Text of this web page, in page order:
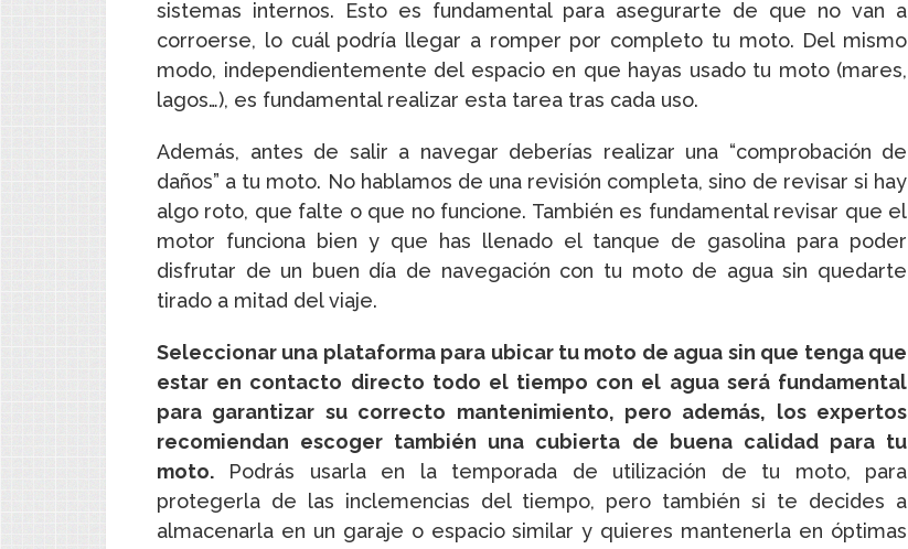
sistemas internos. Esto es fundamental para asegurarte de que no van a
corroerse, lo cuál podría llegar a romper por completo tu moto. Del mismo
modo, independientemente del espacio en que hayas usado tu moto (mares,
lagos…), es fundamental realizar esta tarea tras cada uso.
Además, antes de salir a navegar deberías realizar una “comprobación de
daños” a tu moto. No hablamos de una revisión completa, sino de revisar si hay
algo roto, que falte o que no funcione. También es fundamental revisar que el
motor funciona bien y que has llenado el tanque de gasolina para poder
disfrutar de un buen día de navegación con tu moto de agua sin quedarte
tirado a mitad del viaje.
Seleccionar una plataforma para ubicar tu moto de agua sin que tenga que
estar en contacto directo todo el tiempo con el agua será fundamental
para garantizar su correcto mantenimiento, pero además, los expertos
recomiendan escoger también una cubierta de buena calidad para tu
moto. Podrás usarla en la temporada de utilización de tu moto, para
protegerla de las inclemencias del tiempo, pero también si te decides a
almacenarla en un garaje o espacio similar y quieres mantenerla en óptimas